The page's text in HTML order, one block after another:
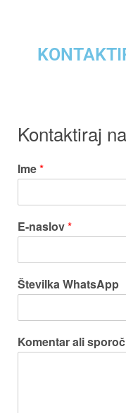
Kontaktiraj
Ime*
E-naslov*
Številka WhatsApp
Komentar ali